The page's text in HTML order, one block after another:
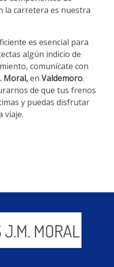
la carretera es nuestra
es esencial para
algún indicio de
comunícate con
Moral,en Valdemoro.
de que tus frenos
y puedas disfrutar
viaje.